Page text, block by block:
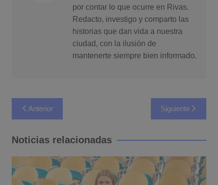
por contar lo que ocurre en Rivas.
Redacto, investigo y comparto las
historias que dan vida a nuestra
ciudad, con la ilusión de
mantenerte siempre bien informado.
Navegación
de
entradas
Anterior Siguiente
Noticias relacionadas